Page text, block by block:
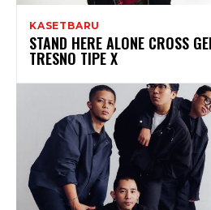
KASETBARU
STAND HERE ALONE CROSS
TRESNO TIPE X